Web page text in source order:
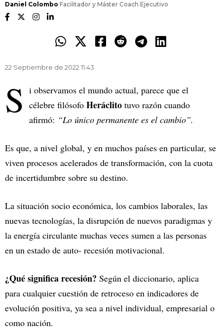
Daniel Colombo Facilitador y Máster Coach Ejecutivo
22 Septiembre de 2022 11.43
S i observamos el mundo actual, parece que el
célebre filósofo Heráclito tuvo razón cuando
afirmó: “Lo único permanente es el cambio”.
Es que, a nivel global, y en muchos países en particular, se
viven procesos acelerados de transformación, con la cuota
de incertidumbre sobre su destino.
La situación socio económica, los cambios laborales, las
nuevas tecnologías, la disrupción de nuevos paradigmas y
la energía circulante muchas veces sumen a las personas
en un estado de auto- recesión motivacional.
¿Qué significa recesión? Según el diccionario, aplica
para cualquier cuestión de retroceso en indicadores de
evolución positiva, ya sea a nivel individual, empresarial o
como nación.